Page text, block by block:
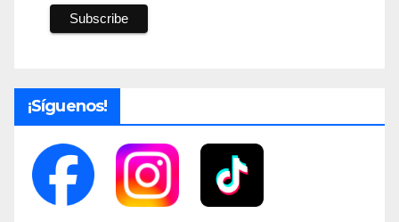
¡Síguenos!